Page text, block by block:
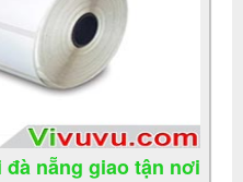
nẵng giao tận nơi